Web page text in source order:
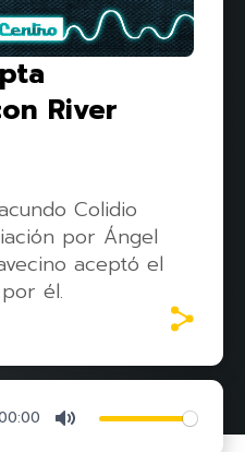
River
Colidio
por Ángel
aceptó el
él.
Mute